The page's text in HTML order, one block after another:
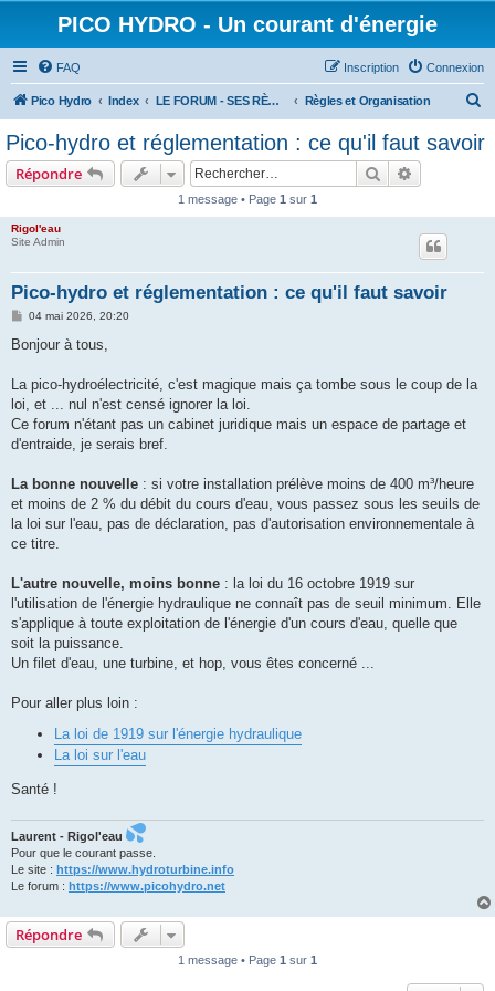
PICO HYDRO - Un courant d'énergie
FAQ Connexion
Inscription
Pico Hydro Index LE FORUM - SES RÈGLES ET SES MEMBRES Règles et Organisation
Pico-hydro et réglementation : ce qu'il faut savoir
Répondre Rechercher
1 message • Page 1 sur 1
Rigol'eau
Site Admin
Pico-hydro et réglementation : ce qu'il faut savoir
M
s
g
04 mai 2026, 20:20
Bonjour à tous,
La pico-hydroélectricité, c'est magique mais ça tombe sous le coup de la
loi, et ... nul n'est censé ignorer la loi.
Ce forum n'étant pas un cabinet juridique mais un espace de partage et
d'entraide, je serais bref.
La bonne nouvelle : si votre installation prélève moins de 400 m³/heure
et moins de 2 % du débit du cours d'eau, vous passez sous les seuils de
la loi sur l'eau, pas de déclaration, pas d'autorisation environnementale à
ce titre.
L'autre nouvelle, moins bonne : la loi du 16 octobre 1919 sur
l'utilisation de l'énergie hydraulique ne connaît pas de seuil minimum. Elle
s'applique à toute exploitation de l'énergie d'un cours d'eau, quelle que
soit la puissance.
Un filet d'eau, une turbine, et hop, vous êtes concerné ...
Pour aller plus loin :
La loi de 1919 sur l'énergie hydraulique
La loi sur l'eau
Santé !
Laurent - Rigol'eau
Pour que le courant passe.
Le site : https://www.hydroturbine.info
Le forum : https://www.picohydro.net
Répondre
1 message • Page 1 sur 1